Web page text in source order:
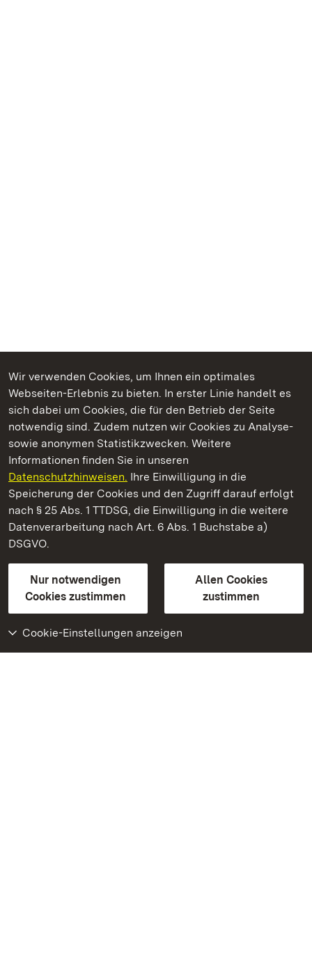
Wir verwenden Cookies, um Ihnen ein optimales
Webseiten-Erlebnis zu bieten. In erster Linie handelt es
sich dabei um Cookies, die für den Betrieb der Seite
notwendig sind. Zudem nutzen wir Cookies zu Analyse-
sowie anonymen Statistikzwecken. Weitere
Informationen finden Sie in unseren
Datenschutzhinweisen. Ihre Einwilligung in die
Speicherung der Cookies und den Zugriff darauf erfolgt
nach § 25 Abs. 1 TTDSG, die Einwilligung in die weitere
Datenverarbeitung nach Art. 6 Abs. 1 Buchstabe a)
DSGVO.
Nur notwendigen
Cookies zustimmen
Allen Cookies
zustimmen
Cookie-Einstellungen anzeigen
Kommen. Staunen. Genießen.
Staatliche Schlösser und Gärten Baden‑Württemberg
Staatliche Schlösser und Gärten Baden-Württemberg
Kontakt
GebärdenspracheLeichte Sprache
Erklärung zur Barrierefreiheit
BITV-konform (geprüfte Seiten)
Weiteres